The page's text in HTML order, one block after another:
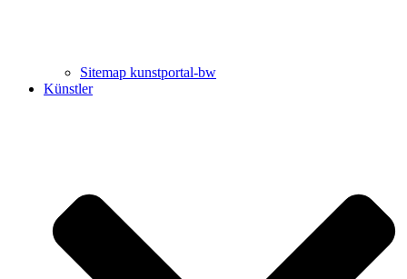
Sitemap kunstportal-bw
Künstler